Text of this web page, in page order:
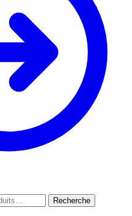
Recherche